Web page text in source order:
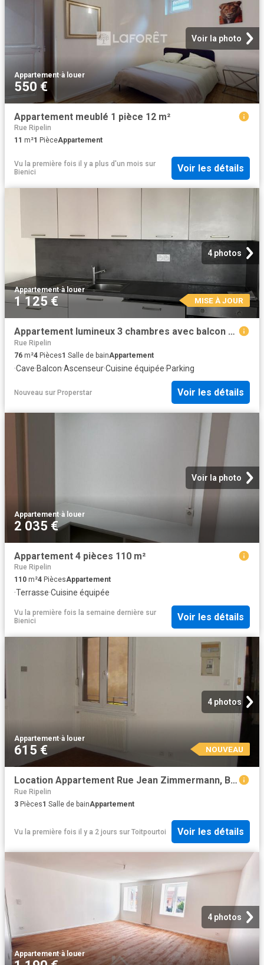
Voir la photo
Appartement·à louer
550 €
Appartement meublé 1 pièce 12 m²
Rue Ripelin
11 m²1 PièceAppartement
Vu la première fois il y a plus d'un mois sur
Bienici
Voir les détails
4 photos
Appartement·à louer
1 125 € MISE À JOUR
Appartement lumineux 3 chambres avec balcon à Bischheim
Rue Ripelin
76 m²4 Pièces1 Salle de bainAppartement
·Cave·Balcon·Ascenseur·Cuisine équipée·Parking
Nouveau sur Properstar Voir les détails
Voir la photo
Appartement·à louer
2 035 €
Appartement 4 pièces 110 m²
Rue Ripelin
110 m²4 PiècesAppartement
·Terrasse·Cuisine équipée
Vu la première fois la semaine dernière sur
Bienici
Voir les détails
4 photos
Appartement·à louer
615 € NOUVEAU
Location Appartement Rue Jean Zimmermann, Bischheim
Rue Ripelin
3 Pièces1 Salle de bainAppartement
Vu la première fois il y a 2 jours sur Toitpourtoi Voir les détails
4 photos
Appartement·à louer